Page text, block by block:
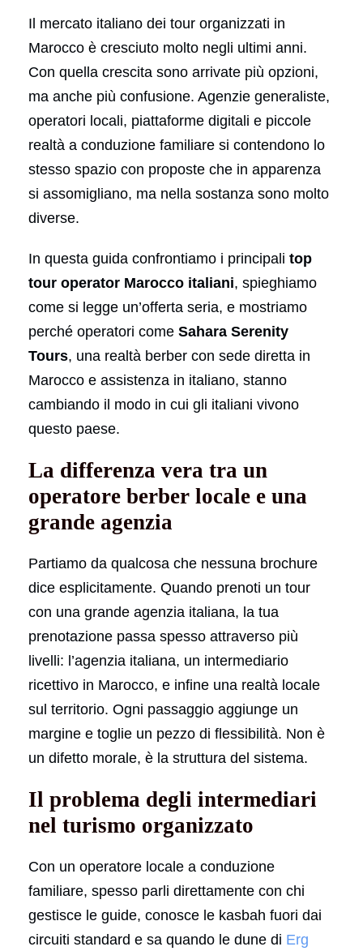
Il mercato italiano dei tour organizzati in
Marocco è cresciuto molto negli ultimi anni.
Con quella crescita sono arrivate più opzioni,
ma anche più confusione. Agenzie generaliste,
operatori locali, piattaforme digitali e piccole
realtà a conduzione familiare si contendono lo
stesso spazio con proposte che in apparenza
si assomigliano, ma nella sostanza sono molto
diverse.
In questa guida confrontiamo i principali top
tour operator Marocco italiani, spieghiamo
come si legge un’offerta seria, e mostriamo
perché operatori come Sahara Serenity
Tours, una realtà berber con sede diretta in
Marocco e assistenza in italiano, stanno
cambiando il modo in cui gli italiani vivono
questo paese.
La differenza vera tra un
operatore berber locale e una
grande agenzia
Partiamo da qualcosa che nessuna brochure
dice esplicitamente. Quando prenoti un tour
con una grande agenzia italiana, la tua
prenotazione passa spesso attraverso più
livelli: l’agenzia italiana, un intermediario
ricettivo in Marocco, e infine una realtà locale
sul territorio. Ogni passaggio aggiunge un
margine e toglie un pezzo di flessibilità. Non è
un difetto morale, è la struttura del sistema.
Il problema degli intermediari
nel turismo organizzato
Con un operatore locale a conduzione
familiare, spesso parli direttamente con chi
gestisce le guide, conosce le kasbah fuori dai
circuiti standard e sa quando le dune di Erg